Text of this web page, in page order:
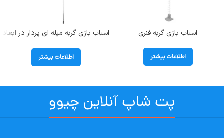
اسباب بازی گربه فنری
اطلاعات بیشتر
اسباب بازی گربه میله ای پردار در ابعاد
(Petzoom)اطلاعات بیشتر
پت شاپ آنلاین چیوو